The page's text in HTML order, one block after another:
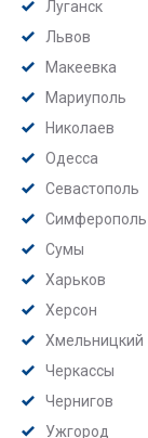
Луганск
Львов
Макеевка
Мариуполь
Николаев
Одесса
Севастополь
Симферополь
Сумы
Харьков
Херсон
Хмельницкий
Черкассы
Чернигов
Ужгород